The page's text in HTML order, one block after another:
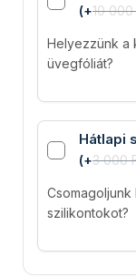
(+10 000
Helyezzünk a
üvegfóliát?
Hátlapi
(+3 000
Csomagoljunk
szilikontokot?